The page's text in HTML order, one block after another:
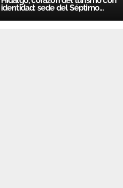
identidad: sede del Séptimo
Mágicos